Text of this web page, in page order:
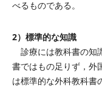
べるものである。
2）標準的な知識
診療には教科書の知
書ではもの足りず，外
は標準的な外科教科書